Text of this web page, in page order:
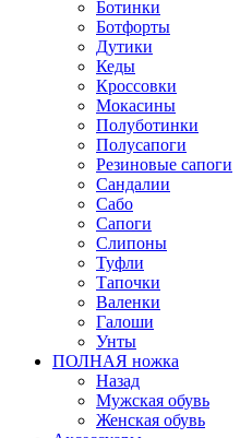
Ботинки
Ботфорты
Дутики
Кеды
Кроссовки
Мокасины
Полуботинки
Полусапоги
Резиновые сапоги
Сандалии
Сабо
Сапоги
Слипоны
Туфли
Тапочки
Валенки
Галоши
Унты
ПОЛНАЯ ножка
Назад
Мужская обувь
Женская обувь